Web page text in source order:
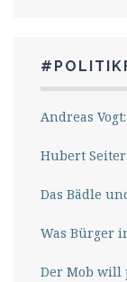
Andreas
Hubert
Das Bädle
Was Bürger
Der Mob will